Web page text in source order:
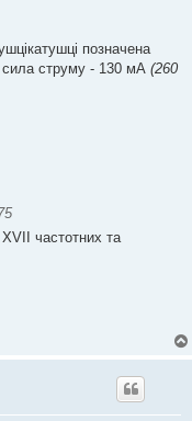
позначена
струму - 130 мА (260
частотних та